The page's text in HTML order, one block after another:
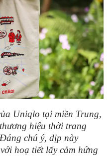
Uniqlo tại miền Trung,
hiệu thời trang
chú ý, dịp này
hoạ tiết lấy cảm hứng